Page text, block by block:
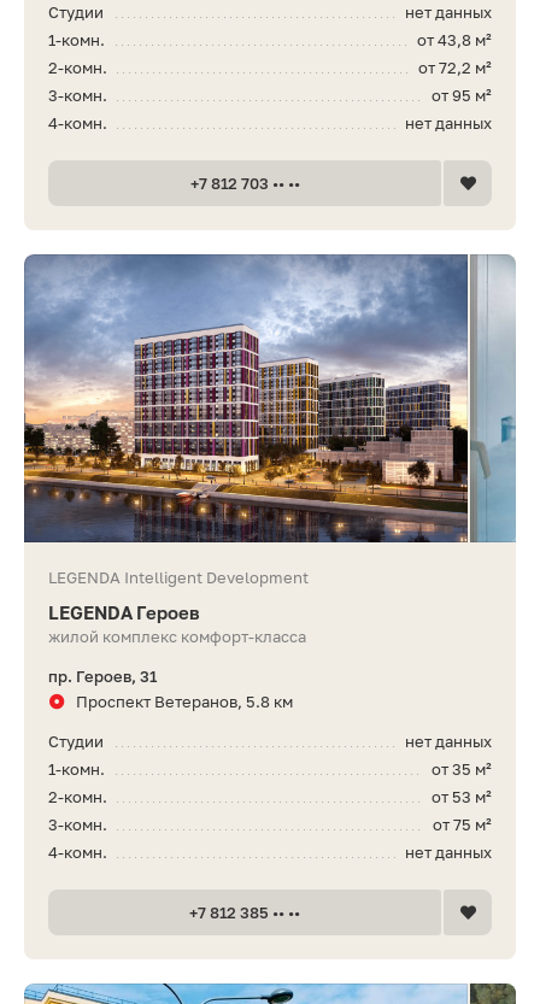
нет данных
Студии
от 43,8 м²
1-комн.
от 72,2 м²
2-комн.
от 95 м²
3-комн.
нет данных
4-комн.
+7 812 703 •• ••
LEGENDA Intelligent Development
LEGENDA Героев
жилой комплекс комфорт-класса
пр. Героев, 31
Проспект Ветеранов, 5.8 км
нет данных
Студии
от 35 м²
1-комн.
от 53 м²
2-комн.
от 75 м²
3-комн.
нет данных
4-комн.
+7 812 385 •• ••